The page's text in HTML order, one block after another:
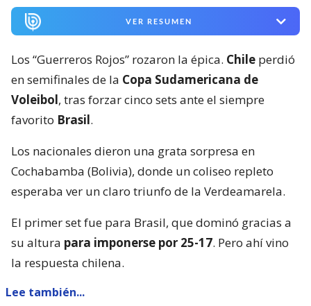
VER RESUMEN
Los “Guerreros Rojos” rozaron la épica. Chile perdió
en semifinales de la Copa Sudamericana de
Voleibol, tras forzar cinco sets ante el siempre
favorito Brasil.
Los nacionales dieron una grata sorpresa en
Cochabamba (Bolivia), donde un coliseo repleto
esperaba ver un claro triunfo de la Verdeamarela.
El primer set fue para Brasil, que dominó gracias a
su altura para imponerse por 25-17. Pero ahí vino
la respuesta chilena.
Lee también...